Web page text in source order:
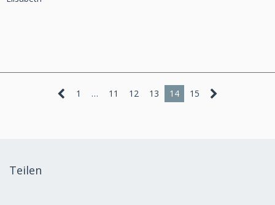
1 … 11 12 13 14 15
Teilen